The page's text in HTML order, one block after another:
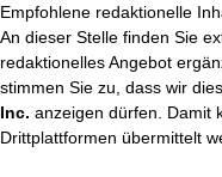
Empfohlene redaktionelle
An dieser Stelle finden Sie
redaktionelles Angebot
stimmen Sie zu, dass wir
Inc. anzeigen dürfen. Damit
Drittplattformen übermittelt